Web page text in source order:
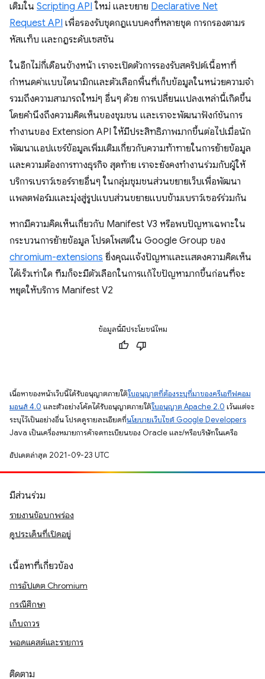
เติมใน Scripting API ใหม่ และขยาย Declarative Net
Request API เพื่อรองรับชุดกฎแบบคงที่หลายชุด การกรองตามร
หัสแท็บ และกฎระดับเซสชัน
ในอีกไม่กี่เดือนข้างหน้า เราจะเปิดตัวการรองรับสคริปต์เนื้อหาที่
กำหนดค่าแบบไดนามิกและตัวเลือกพื้นที่เก็บข้อมูลในหน่วยความจำ
รวมถึงความสามารถใหม่ๆ อื่นๆ ด้วย การเปลี่ยนแปลงเหล่านี้เกิดขึ้น
โดยคำนึงถึงความคิดเห็นของชุมชน และเราจะพัฒนาฟังก์ชันการ
ทำงานของ Extension API ให้มีประสิทธิภาพมากขึ้นต่อไปเมื่อนัก
พัฒนาแอปแชร์ข้อมูลเพิ่มเติมเกี่ยวกับความท้าทายในการย้ายข้อมูล
และความต้องการทางธุรกิจ สุดท้าย เราจะยังคงทำงานร่วมกับผู้ให้
บริการเบราว์เซอร์รายอื่นๆ ในกลุ่มชุมชนส่วนขยายเว็บเพื่อพัฒนา
แพลตฟอร์มและมุ่งสู่รูปแบบส่วนขยายแบบข้ามเบราว์เซอร์ร่วมกัน
หากมีความคิดเห็นเกี่ยวกับ Manifest V3 หรือพบปัญหาเฉพาะใน
กระบวนการย้ายข้อมูล โปรดโพสต์ใน Google Group ของ
chromium-extensions ยิ่งคุณแจ้งปัญหาและแสดงความคิดเห็น
ได้เร็วเท่าใด ทีมก็จะมีตัวเลือกในการแก้ไขปัญหามากขึ้นก่อนที่จะ
หยุดให้บริการ Manifest V2
ข้อมูลนี้มีประโยชน์ไหม
เนื้อหาของหน้าเว็บนี้ได้รับอนุญาตภายใต้ใบอนุญาตที่ต้องระบุที่มาของครีเอทีฟคอม
มอนส์ 4.0 และตัวอย่างโค้ดได้รับอนุญาตภายใต้ใบอนุญาต Apache 2.0 เว้นแต่จะ
ระบุไว้เป็นอย่างอื่น โปรดดูรายละเอียดที่นโยบายเว็บไซต์ Google Developers
Java เป็นเครื่องหมายการค้าจดทะเบียนของ Oracle และ/หรือบริษัทในเครือ
อัปเดตล่าสุด 2021-09-23 UTC
มีส่วนร่วม
รายงานข้อบกพร่อง
ดูประเด็นที่เปิดอยู่
เนื้อหาที่เกี่ยวข้อง
การอัปเดต Chromium
กรณีศึกษา
เก็บถาวร
พอดแคสต์และรายการ
ติดตาม